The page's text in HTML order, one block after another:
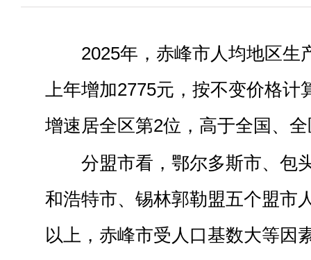
2025年，赤峰市人均地区生
上年增加2775元，按不变价格计
增速居全区第2位，高于全国、
分盟市看，鄂尔多斯市、包
和浩特市、锡林郭勒盟五个盟市
以上，赤峰市受人口基数大等因